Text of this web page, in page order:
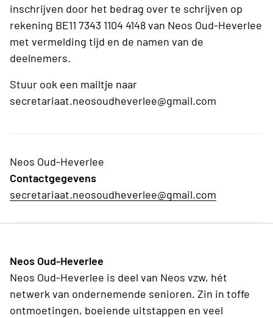
inschrijven door het bedrag over te schrijven op
rekening BE11 7343 1104 4148 van Neos Oud-Heverlee
met vermelding tijd en de namen van de
deelnemers.
Stuur ook een mailtje naar
secretariaat.neosoudheverlee@gmail.com
Neos Oud-Heverlee
Contactgegevens
secretariaat.neosoudheverlee@gmail.com
Neos Oud-Heverlee
Neos Oud-Heverlee is deel van Neos vzw, hét
netwerk van ondernemende senioren. Zin in toffe
ontmoetingen, boeiende uitstappen en veel